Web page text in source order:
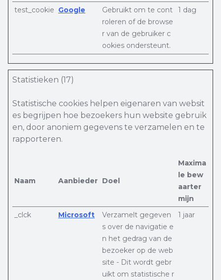
test_cookie Google
Gebruikt om te cont
roleren of de browse
r van de gebruiker c
ookies ondersteunt.
1 dag
Statistieken (17)
Statistische cookies helpen eigenaren van websit
es begrijpen hoe bezoekers hun website gebruik
en, door anoniem gegevens te verzamelen en te
rapporteren.
Naam Aanbieder Doel
Maxima
le bew
aarter
mijn
_clck
Microsoft
Verzamelt gegeven
s over de navigatie e
n het gedrag van de
bezoeker op de web
site - Dit wordt gebr
uikt om statistische r
1 jaar